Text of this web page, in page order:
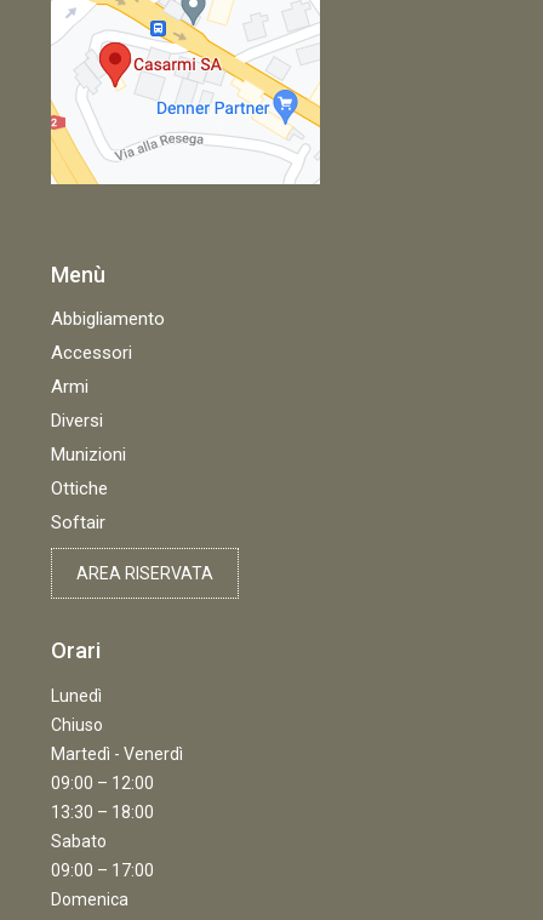
Menù
Abbigliamento
Accessori
Armi
Diversi
Munizioni
Ottiche
Softair
AREA RISERVATA
Orari
Lunedì
Chiuso
Martedì - Venerdì
09:00 – 12:00
13:30 – 18:00
Sabato
09:00 – 17:00
Domenica